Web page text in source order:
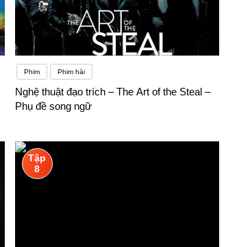
Phim Phim hài
Nghệ thuật đạo trích – The Art of the Steal –
Phụ đề song ngữ
Tập
8